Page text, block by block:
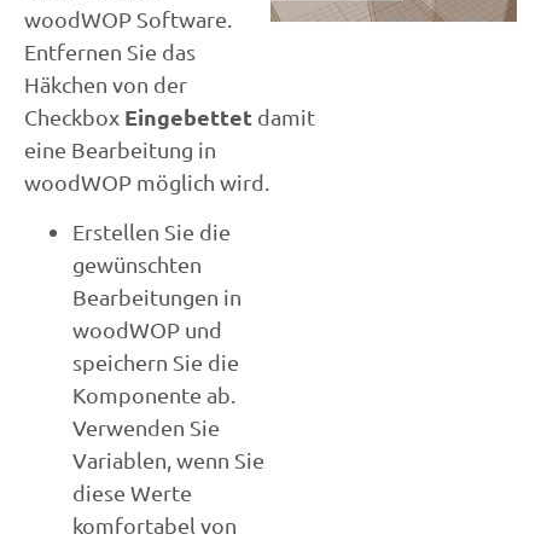
woodWOP Software.
Entfernen Sie das
Häkchen von der
Checkbox Eingebettet damit
eine Bearbeitung in
woodWOP möglich wird.
Erstellen Sie die
gewünschten
Bearbeitungen in
woodWOP und
speichern Sie die
Komponente ab.
Verwenden Sie
Variablen, wenn Sie
diese Werte
komfortabel von